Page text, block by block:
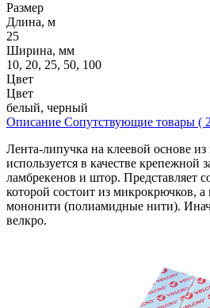
Размер
Длина, м
25
Ширина, мм
10, 20, 25, 50, 100
Цвет
Цвет
белый, черный
Описание Сопутствующие товары (
Лента-липучка на клеевой основе
используется в качестве крепежной
ламбрекенов и штор. Представляет
которой состоит из микрокрючков,
мононити (полиамидные нити).
велкро.